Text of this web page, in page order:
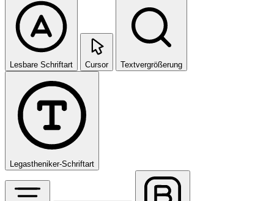
Lesbare Schriftart Cursor Textvergrößerung
Legastheniker-Schriftart